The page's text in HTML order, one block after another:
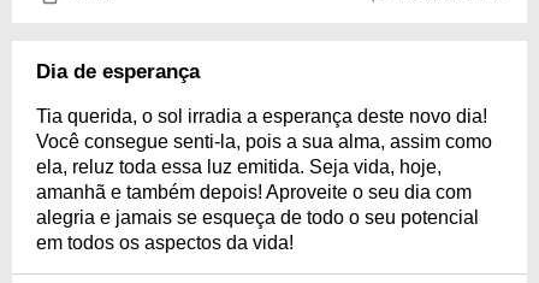
Dia de esperança
Tia querida, o sol irradia a esperança deste novo dia!
Você consegue senti-la, pois a sua alma, assim como
ela, reluz toda essa luz emitida. Seja vida, hoje,
amanhã e também depois! Aproveite o seu dia com
alegria e jamais se esqueça de todo o seu potencial
em todos os aspectos da vida!